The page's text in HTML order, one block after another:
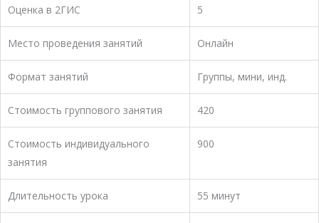
Оценка в 2ГИС 5
Место проведения занятий Онлайн
Формат занятий Группы, мини, инд.
Стоимость группового занятия 420
Стоимость индивидуального
занятия
900
Длительность урока 55 минут